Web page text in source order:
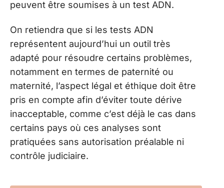
peuvent être soumises à un test ADN.
On retiendra que si les tests ADN
représentent aujourd’hui un outil très
adapté pour résoudre certains problèmes,
notamment en termes de paternité ou
maternité, l’aspect légal et éthique doit être
pris en compte afin d’éviter toute dérive
inacceptable, comme c’est déjà le cas dans
certains pays où ces analyses sont
pratiquées sans autorisation préalable ni
contrôle judiciaire.